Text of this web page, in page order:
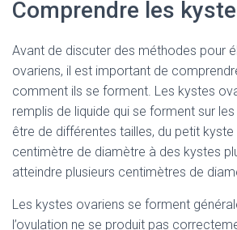
Comprendre les
Avant de discuter des méthodes pour
ovariens, il est important de
comment ils se forment. Les kystes
remplis de liquide qui se forment sur
être de différentes tailles, du petit kyste
centimètre de diamètre à des kystes
atteindre plusieurs centimètres de
Les kystes ovariens se forment
l’ovulation ne se produit pas